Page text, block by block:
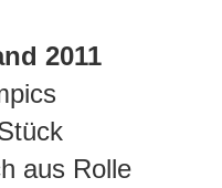
2011
aus Rolle